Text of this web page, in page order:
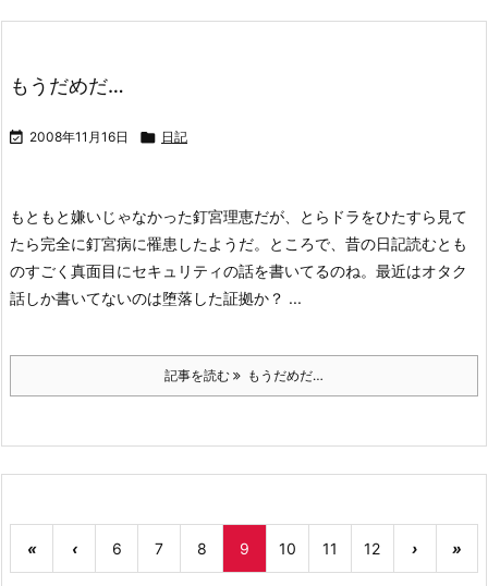
もうだめだ…
 2008年11月16日  日記
もともと嫌いじゃなかった釘宮理恵だが、とらドラをひたすら見て
たら完全に釘宮病に罹患したようだ。
ところで、昔の日記読むとも
のすごく真面目にセキュリティの話を書いてるのね。最近はオタク
話しか書いてないのは堕落した証拠か？ ...
記事を読む もうだめだ…
« ‹ 6 7 8 9 10 11 12 › »